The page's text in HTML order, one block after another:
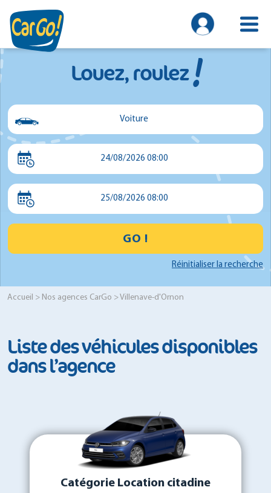
Louez, roulez!
Voiture
Voiture
24/08/2026 08:00
25/08/2026 08:00
GO !
Réinitialiser la recherche
Accueil > Nos agences CarGo > Villenave-d'Ornon
Liste des véhicules disponibles
dans l’agence
Catégorie Location citadine